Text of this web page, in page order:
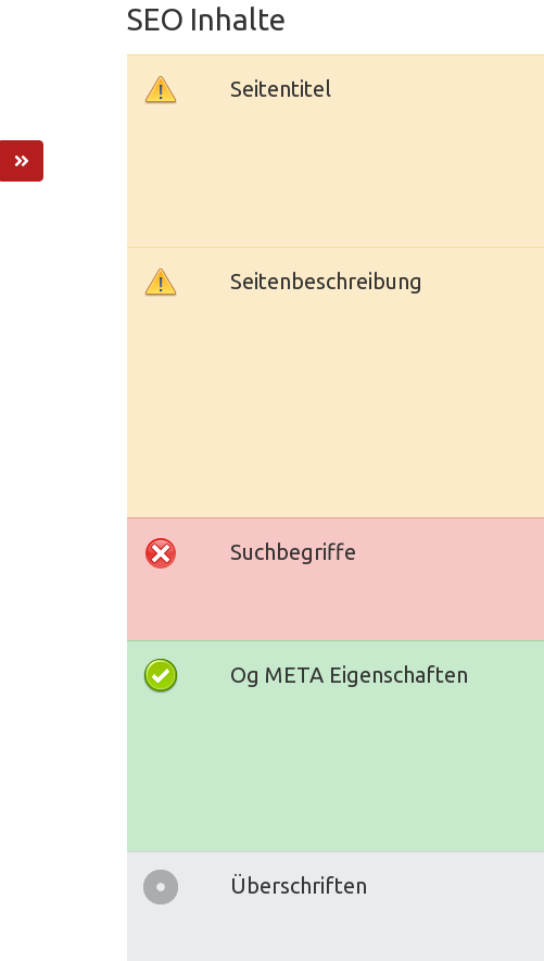
SEO Inhalte
Seitentitel
Seitenbeschreibung
Suchbegriffe
Og META Eigenschaften
Überschriften